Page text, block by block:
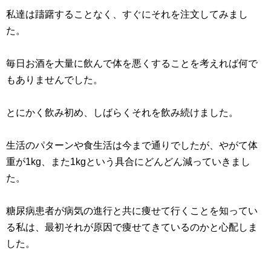
私達は躊躇することなく、すぐにそれを注文してみまし
た。
毎日お酒を大量に飲んで体を悪くすることを考えれば何で
もありませんでした。
とにかく飲み初め、しばらくそれを飲み続けました。
生活のパターンや食生活は今まで通りでしたが、やがて体
重が1kg、また1kgという具合にどんどん減っていきまし
た。
糖尿病患者が病気の進行と共に痩せて行くことを知ってい
る私は、最初それが原因で痩せてきているのかと心配しま
した。